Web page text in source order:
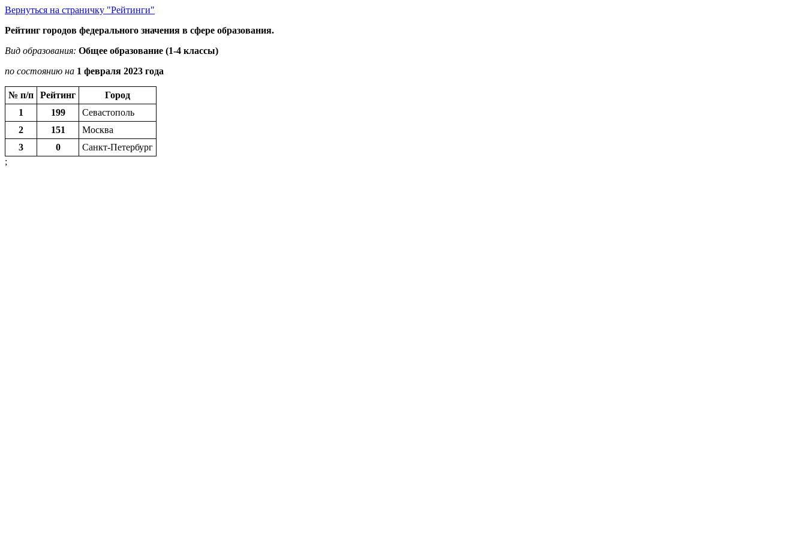
Вернуться на страничку "Рейтинги"
Рейтинг городов федерального значения в сфере образования.
Вид образования: Общее образование (1-4 классы)
по состоянию на 1 февраля 2023 года
№ п/п Рейтинг
Город
1
199
Севастополь
2
151
Москва
3
0
Санкт-Петербург
;